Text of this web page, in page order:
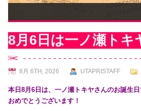
8月6日は一ノ瀬トキ
8月 6TH, 2026 UTAPRISTAFF
本日8月6日は、一ノ瀬トキヤさんのお誕生日
おめでとうございます！